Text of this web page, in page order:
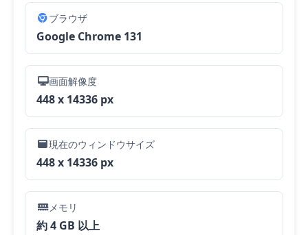
ブラウザ
Google Chrome 131
画面解像度
448 x 14336 px
現在のウィンドウサイズ
448 x 14336 px
メモリ
約 4 GB 以上